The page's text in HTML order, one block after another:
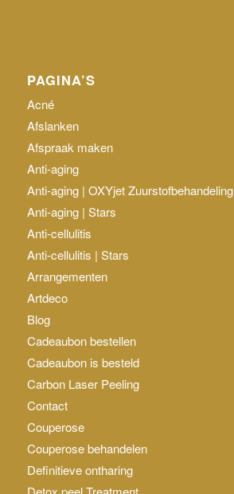
PAGINA’S
Acné
Afslanken
Afspraak maken
Anti-aging
Anti-aging | OXYjet Zuurstofbehandeling
Anti-aging | Stars
Anti-cellulitis
Anti-cellulitis | Stars
Arrangementen
Artdeco
Blog
Cadeaubon bestellen
Cadeaubon is besteld
Carbon Laser Peeling
Contact
Couperose
Couperose behandelen
Definitieve ontharing